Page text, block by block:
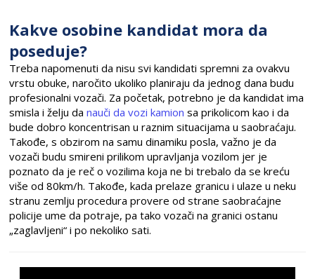
Kakve osobine kandidat mora da
poseduje?
Treba napomenuti da nisu svi kandidati spremni za ovakvu
vrstu obuke, naročito ukoliko planiraju da jednog dana budu
profesionalni vozači. Za početak, potrebno je da kandidat ima
smisla i želju danauči da vozi kamion sa prikolicom kao i da
bude dobro koncentrisan u raznim situacijama u saobraćaju.
Takođe, s obzirom na samu dinamiku posla, važno je da
vozači budu smireni prilikom upravljanja vozilom jer je
poznato da je reč o vozilima koja ne bi trebalo da se kreću
više od 80km/h. Takođe, kada prelaze granicu i ulaze u neku
stranu zemlju procedura provere od strane saobraćajne
policije ume da potraje, pa tako vozači na granici ostanu
„zaglavljeni“ i po nekoliko sati.